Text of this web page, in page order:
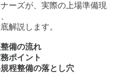
ーズが、実際の上場準備現
解説します。
備の流れ
ポイント
程整備の落とし穴